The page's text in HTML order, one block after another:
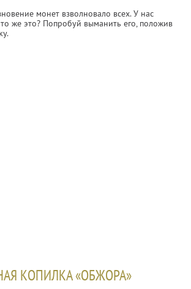
монет взволновало всех. У нас
же это? Попробуй выманить его, положив
КОПИЛКА «ОБЖОРА»